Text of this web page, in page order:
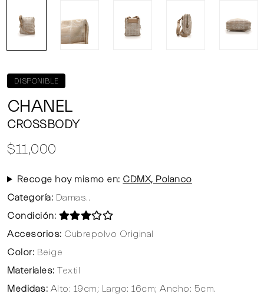
DISPONIBLE
CHANEL
CROSSBODY
$11,000
Recoge hoy mismo en: CDMX, Polanco
Categoría: Damas..
Condición:
Accesorios: Cubrepolvo Original
Color: Beige
Materiales: Textil
Medidas: Alto: 19cm; Largo: 16cm; Ancho: 5cm.